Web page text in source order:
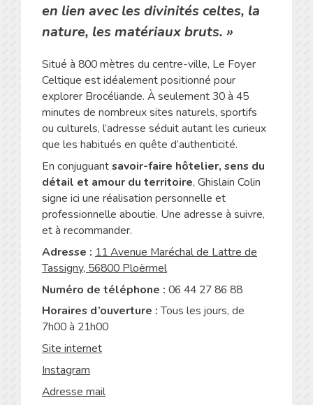
en lien avec les divinités celtes, la
nature, les matériaux bruts. »
Situé à 800 mètres du centre-ville, Le Foyer
Celtique est idéalement positionné pour
explorer Brocéliande. À seulement 30 à 45
minutes de nombreux sites naturels, sportifs
ou culturels, l’adresse séduit autant les curieux
que les habitués en quête d’authenticité.
En conjuguantsavoir-faire hôtelier, sens du
détail et amour du territoire, Ghislain Colin
signe ici une réalisation personnelle et
professionnelle aboutie. Une adresse à suivre,
et à recommander.
Adresse : 11 Avenue Maréchal de Lattre de
Tassigny, 56800 Ploërmel
Numéro de téléphone : 06 44 27 86 88
Horaires d’ouverture :Tous les jours, de
7h00 à 21h00
Site internet
Instagram
Adresse mail